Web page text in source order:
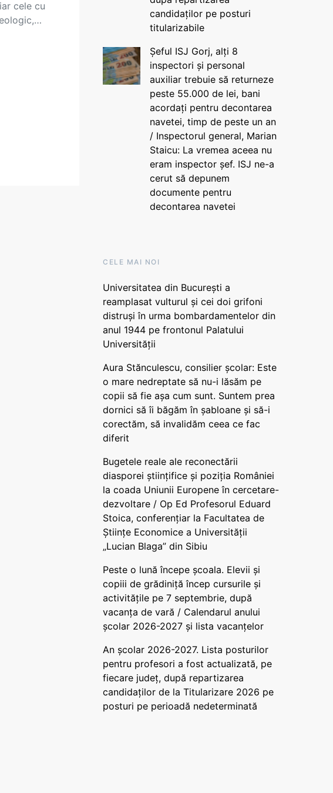
cele cu
candidaților pe posturi
titularizabile
Șeful ISJ Gorj, alți 8
inspectori și personal
auxiliar trebuie să returneze
peste 55.000 de lei, bani
acordați pentru decontarea
navetei, timp de peste un an
/ Inspectorul general, Marian
Staicu: La vremea aceea nu
eram inspector șef. ISJ ne-a
cerut să depunem
documente pentru
decontarea navetei
CELE MAI NOI
Universitatea din București a
reamplasat vulturul și cei doi grifoni
distruși în urma bombardamentelor din
anul 1944 pe frontonul Palatului
Universității
Aura Stănculescu, consilier școlar: Este
o mare nedreptate să nu-i lăsăm pe
copii să fie așa cum sunt. Suntem prea
dornici să îi băgăm în șabloane și să-i
corectăm, să invalidăm ceea ce fac
diferit
Bugetele reale ale reconectării
diasporei științifice și poziția României
la coada Uniunii Europene în cercetare-
dezvoltare / Op Ed Profesorul Eduard
Stoica, conferențiar la Facultatea de
Științe Economice a Universității
„Lucian Blaga” din Sibiu
Peste o lună începe școala. Elevii și
copiii de grădiniță încep cursurile și
activitățile pe 7 septembrie, după
vacanța de vară / Calendarul anului
școlar 2026-2027 și lista vacanțelor
An școlar 2026-2027. Lista posturilor
pentru profesori a fost actualizată, pe
fiecare județ, după repartizarea
candidaților de la Titularizare 2026 pe
posturi pe perioadă nedeterminată